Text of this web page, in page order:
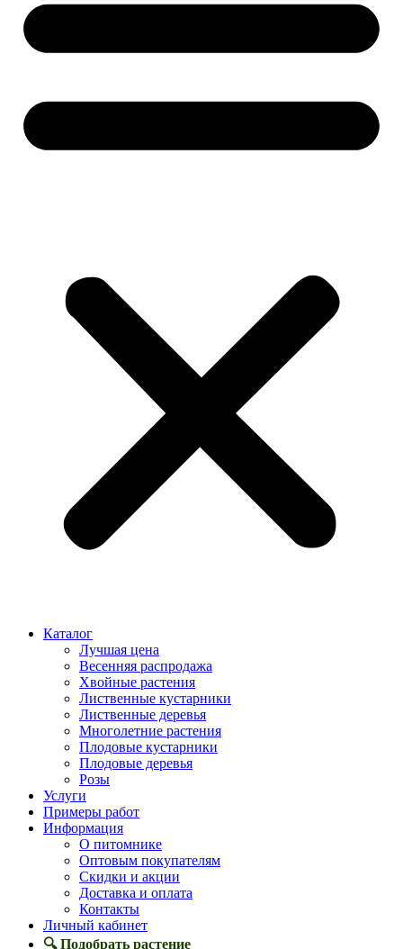
Каталог
Лучшая цена
Весенняя распродажа
Хвойные растения
Лиственные кустарники
Лиственные деревья
Многолетние растения
Плодовые кустарники
Плодовые деревья
Розы
Услуги
Примеры работ
Информация
О питомнике
Оптовым покупателям
Скидки и акции
Доставка и оплата
Контакты
Личный кабинет
🔍 Подобрать растение